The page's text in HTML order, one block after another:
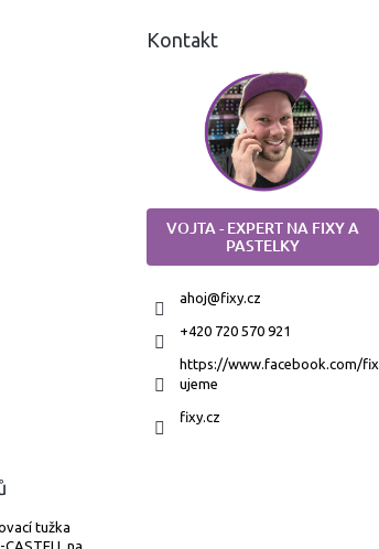
Kontakt
VOJTA - EXPERT NA FIXY A
PASTELKY
ahoj@fixy.cz
+420 720 570 921
https://www.facebook.com/fix
ujeme
fixy.cz
tužka